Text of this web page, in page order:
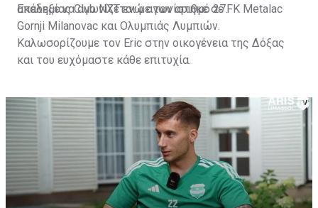
ακαδημίας Club NXT ενώ αγωνίστηκε σε FK Metalac
Gornji Milanovac και Ολυμπιάς Λυμπιών.
Επέλεξε να αγωνίζεται με τον αριθμό 27.
Καλωσορίζουμε τον Eric στην οικογένεια της Δόξας
και του ευχόμαστε κάθε επιτυχία.